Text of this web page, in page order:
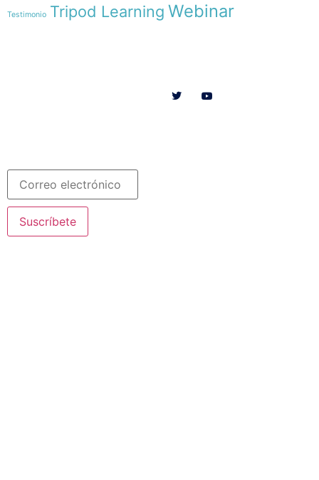
Testimonio Tripod Learning Webinar
Suscríbete